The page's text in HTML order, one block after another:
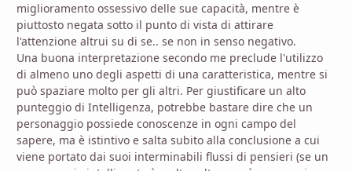
miglioramento ossessivo delle sue capacità, mentre è
piuttosto negata sotto il punto di vista di attirare
l'attenzione altrui su di se.. se non in senso negativo.
Una buona interpretazione secondo me preclude l'utilizzo
di almeno uno degli aspetti di una caratteristica, mentre si
può spaziare molto per gli altri. Per giustificare un alto
punteggio di Intelligenza, potrebbe bastare dire che un
personaggio possiede conoscenze in ogni campo del
sapere, ma è istintivo e salta subito alla conclusione a cui
viene portato dai suoi interminabili flussi di pensieri (se un